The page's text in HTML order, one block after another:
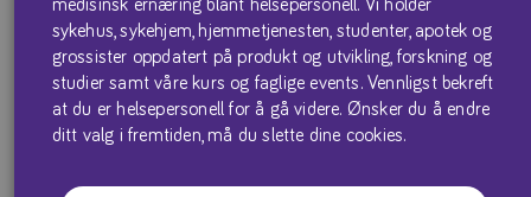
medisinsk ernæring blant helsepersonell. Vi holder
sykehus, sykehjem, hjemmetjenesten, studenter, apotek og
grossister oppdatert på produkt og utvikling, forskning og
studier samt våre kurs og faglige events. Vennligst bekreft
at du er helsepersonell for å gå videre. Ønsker du å endre
ditt valg i fremtiden, må du slette dine cookies.